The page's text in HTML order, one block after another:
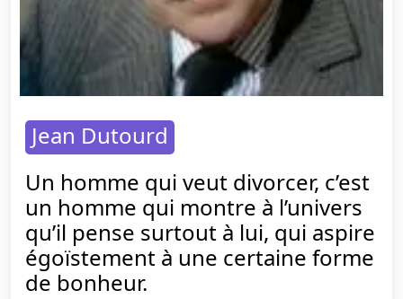
Jean Dutourd
Un homme qui veut divorcer, c’est
un homme qui montre à l’univers
qu’il pense surtout à lui, qui aspire
égoïstement à une certaine forme
de bonheur.